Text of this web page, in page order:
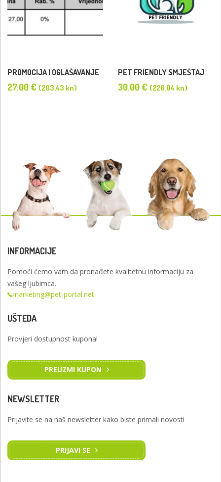
PROMOCIJA I OGLAŠAVANJE
27.00 € (203.43 kn)
PET FRIENDLY SMJEŠTAJ
30.00 € (226.04 kn)
INFORMACIJE
Pomoći ćemo vam da pronađete kvalitetnu informaciju za
vašeg ljubimca.
marketing@pet-portal.net
UŠTEDA
Provjeri dostupnost kupona!
PREUZMI KUPON
NEWSLETTER
Prijavite se na naš newsletter kako biste primali novosti
PRIJAVI SE